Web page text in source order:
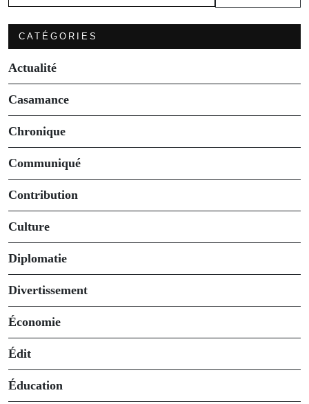
CATÉGORIES
Actualité
Casamance
Chronique
Communiqué
Contribution
Culture
Diplomatie
Divertissement
Économie
Édit
Éducation